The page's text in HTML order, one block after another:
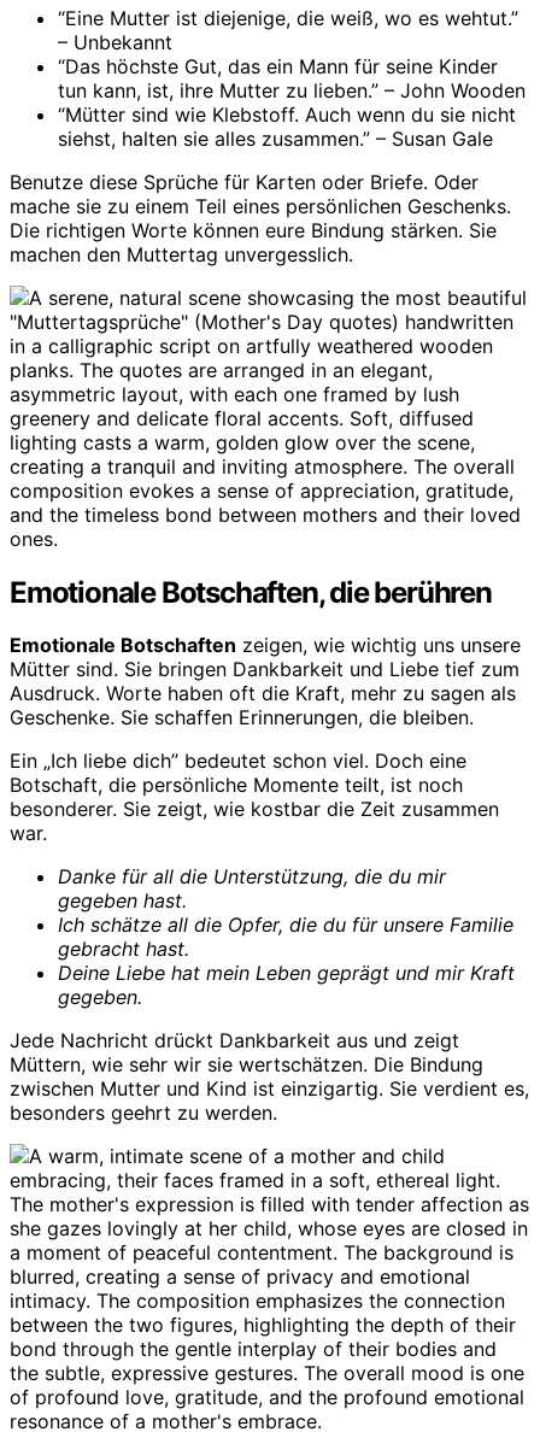
“Eine Mutter ist diejenige, die weiß, wo es wehtut.”
– Unbekannt
“Das höchste Gut, das ein Mann für seine Kinder
tun kann, ist, ihre Mutter zu lieben.” – John Wooden
“Mütter sind wie Klebstoff. Auch wenn du sie nicht
siehst, halten sie alles zusammen.” – Susan Gale
Benutze diese Sprüche für Karten oder Briefe. Oder
mache sie zu einem Teil eines persönlichen Geschenks.
Die richtigen Worte können eure Bindung stärken. Sie
machen den Muttertag unvergesslich.
Emotionale Botschaften, die berühren
Emotionale Botschaften zeigen, wie wichtig uns unsere
Mütter sind. Sie bringen Dankbarkeit und Liebe tief zum
Ausdruck. Worte haben oft die Kraft, mehr zu sagen als
Geschenke. Sie schaffen Erinnerungen, die bleiben.
Ein „Ich liebe dich” bedeutet schon viel. Doch eine
Botschaft, die persönliche Momente teilt, ist noch
besonderer. Sie zeigt, wie kostbar die Zeit zusammen
war.
Danke für all die Unterstützung, die du mir
gegeben hast.
Ich schätze all die Opfer, die du für unsere Familie
gebracht hast.
Deine Liebe hat mein Leben geprägt und mir Kraft
gegeben.
Jede Nachricht drückt Dankbarkeit aus und zeigt
Müttern, wie sehr wir sie wertschätzen. Die Bindung
zwischen Mutter und Kind ist einzigartig. Sie verdient es,
besonders geehrt zu werden.